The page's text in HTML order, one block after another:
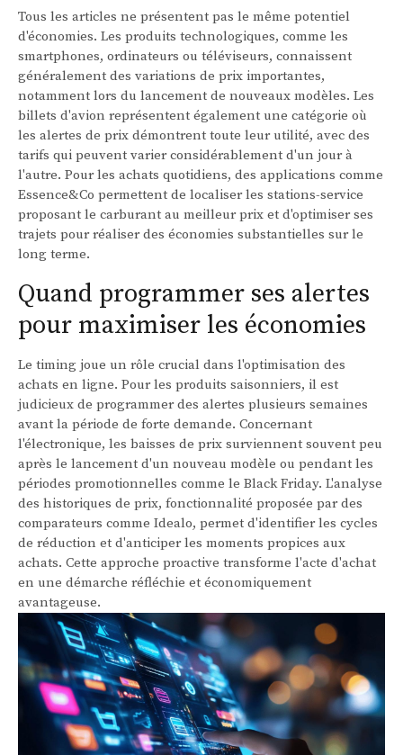
Tous les articles ne présentent pas le même potentiel
d'économies. Les produits technologiques, comme les
smartphones, ordinateurs ou téléviseurs, connaissent
généralement des variations de prix importantes,
notamment lors du lancement de nouveaux modèles. Les
billets d'avion représentent également une catégorie où
les alertes de prix démontrent toute leur utilité, avec des
tarifs qui peuvent varier considérablement d'un jour à
l'autre. Pour les achats quotidiens, des applications comme
Essence&Co permettent de localiser les stations-service
proposant le carburant au meilleur prix et d'optimiser ses
trajets pour réaliser des économies substantielles sur le
long terme.
Quand programmer ses alertes
pour maximiser les économies
Le timing joue un rôle crucial dans l'optimisation des
achats en ligne. Pour les produits saisonniers, il est
judicieux de programmer des alertes plusieurs semaines
avant la période de forte demande. Concernant
l'électronique, les baisses de prix surviennent souvent peu
après le lancement d'un nouveau modèle ou pendant les
périodes promotionnelles comme le Black Friday. L'analyse
des historiques de prix, fonctionnalité proposée par des
comparateurs comme Idealo, permet d'identifier les cycles
de réduction et d'anticiper les moments propices aux
achats. Cette approche proactive transforme l'acte d'achat
en une démarche réfléchie et économiquement
avantageuse.